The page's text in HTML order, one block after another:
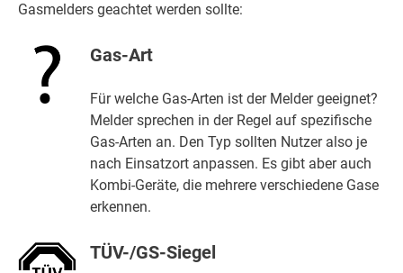
Gasmelders geachtet werden sollte:
Gas-Art
Für welche Gas-Arten ist der Melder geeignet?
Melder sprechen in der Regel auf spezifische
Gas-Arten an. Den Typ sollten Nutzer also je
nach Einsatzort anpassen. Es gibt aber auch
Kombi-Geräte, die mehrere verschiedene Gase
erkennen.
TÜV-/GS-Siegel